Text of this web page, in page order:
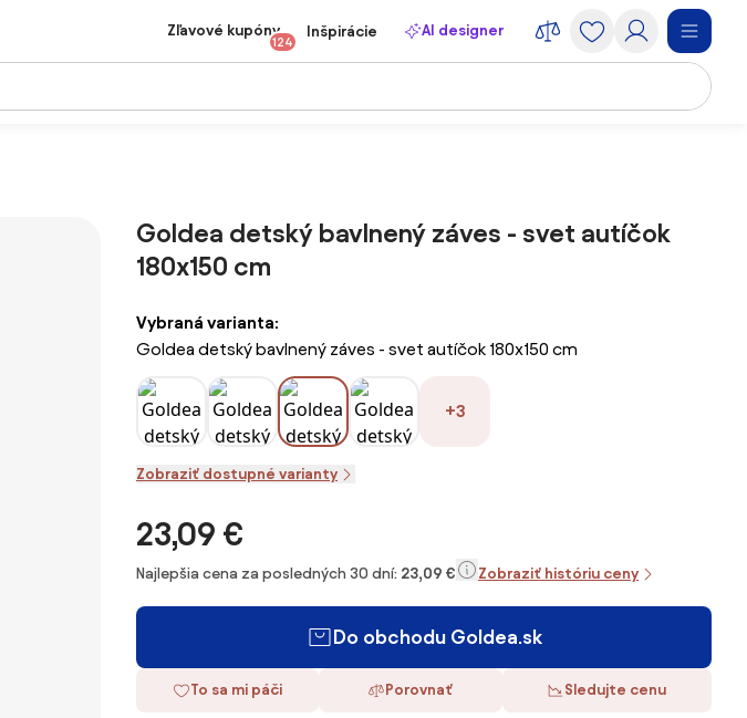
Zľavové kupóny
124
Inšpirácie AI designer
Goldea detský bavlnený záves - svet autíčok
180x150 cm
Vybraná varianta:
Goldea detský bavlnený záves - svet autíčok 180x150 cm
+3
Zobraziť dostupné varianty
23,09 €
Najlepšia cena za posledných 30 dní: 23,09 € Zobraziť históriu ceny
Do obchodu Goldea.sk
To sa mi páči Porovnať Sledujte cenu